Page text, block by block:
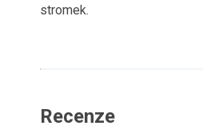
stromek.
Recenze